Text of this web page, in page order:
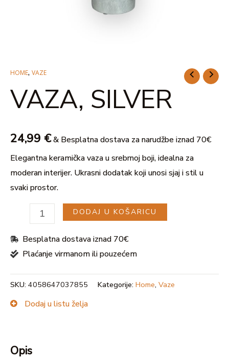
HOME, VAZE
VAZA, SILVER
24,99 €& Besplatna dostava za narudžbe iznad 70€
Elegantna keramička vaza u srebrnoj boji, idealna za
moderan interijer. Ukrasni dodatak koji unosi sjaj i stil u
svaki prostor.
VAZA,
SILVER
količina
DODAJ U KOŠARICU
Besplatna dostava iznad 70€
Plaćanje virmanom ili pouzećem
SKU: 4058647037855 Kategorije: Home, Vaze
Dodaj u listu želja
Opis